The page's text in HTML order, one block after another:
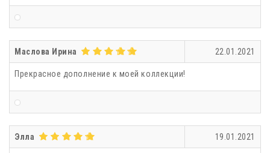
Маслова Ирина 22.01.2021
Прекрасное дополнение к моей коллекции!
Элла 19.01.2021